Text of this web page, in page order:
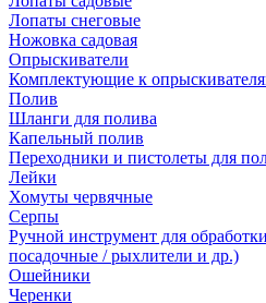
Лопаты снеговые
Ножовка садовая
Опрыскиватели
Комплектующие к
Полив
Шланги для полива
Капельный полив
Переходники и пистолеты для
Лейки
Хомуты червячные
Серпы
Ручной инструмент для
посадочные / рыхлители и др.)
Ошейники
Черенки